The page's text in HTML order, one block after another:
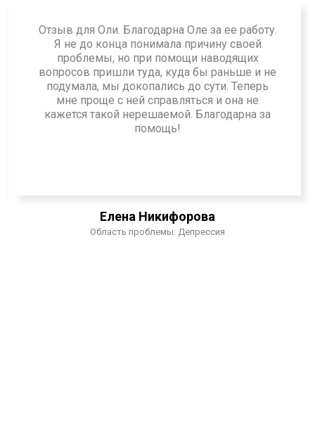
Елена Никифорова
Область проблемы: Депрессия
Отзыв для Оли. Благодарна Оле за ее работу.
Я не до конца понимала причину своей
проблемы, но при помощи наводящих
вопросов пришли туда, куда бы раньше и не
подумала, мы докопались до сути. Теперь
мне проще с ней справляться и она не
кажется такой нерешаемой. Благодарна за
помощь!